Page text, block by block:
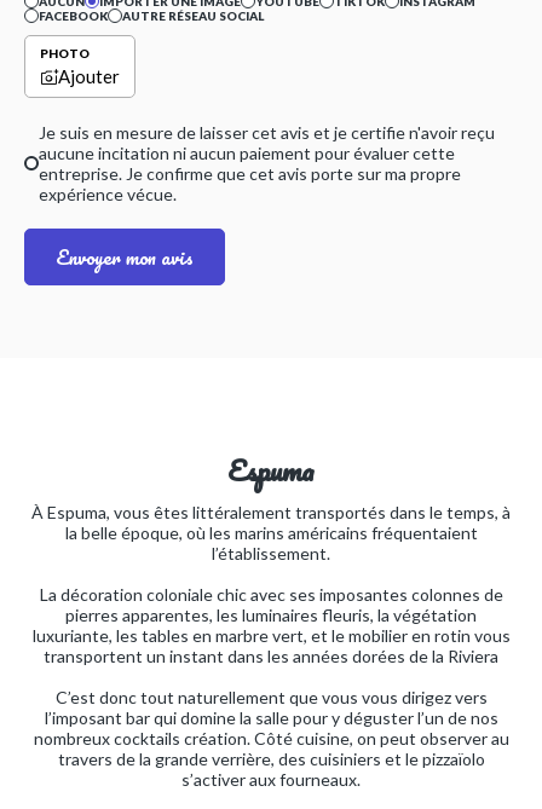
FACEBOOK
AUTRE RÉSEAU SOCIAL
PHOTO
Ajouter
Je suis en mesure de laisser cet avis et je certifie n'avoir reçu
aucune incitation ni aucun paiement pour évaluer cette
entreprise. Je confirme que cet avis porte sur ma propre
expérience vécue.
Envoyer mon avis
Espuma
À Espuma, vous êtes littéralement transportés dans le temps, à
la belle époque, où les marins américains fréquentaient
l’établissement.
La décoration coloniale chic avec ses imposantes colonnes de
pierres apparentes, les luminaires fleuris, la végétation
luxuriante, les tables en marbre vert, et le mobilier en rotin vous
transportent un instant dans les années dorées de la Riviera
C’est donc tout naturellement que vous vous dirigez vers
l’imposant bar qui domine la salle pour y déguster l’un de nos
nombreux cocktails création. Côté cuisine, on peut observer au
travers de la grande verrière, des cuisiniers et le pizzaïolo
s’activer aux fourneaux.